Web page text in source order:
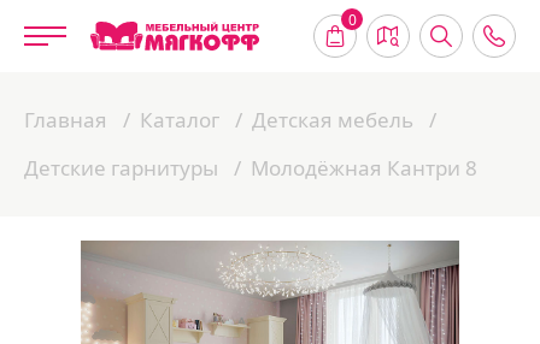
0
Главная Каталог
Детская мебель
Детские гарнитуры
Молодёжная Кантри 8